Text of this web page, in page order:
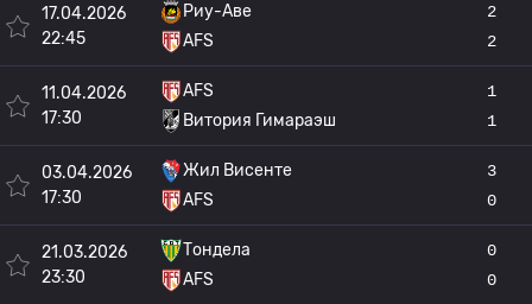
17.04.2026
22:45
Риу-Аве
AFS
2
2
11.04.2026
17:30
AFS
Витория Гимараэш
1
1
03.04.2026
17:30
Жил Висенте
AFS
3
0
21.03.2026
23:30
Тондела
AFS
0
0